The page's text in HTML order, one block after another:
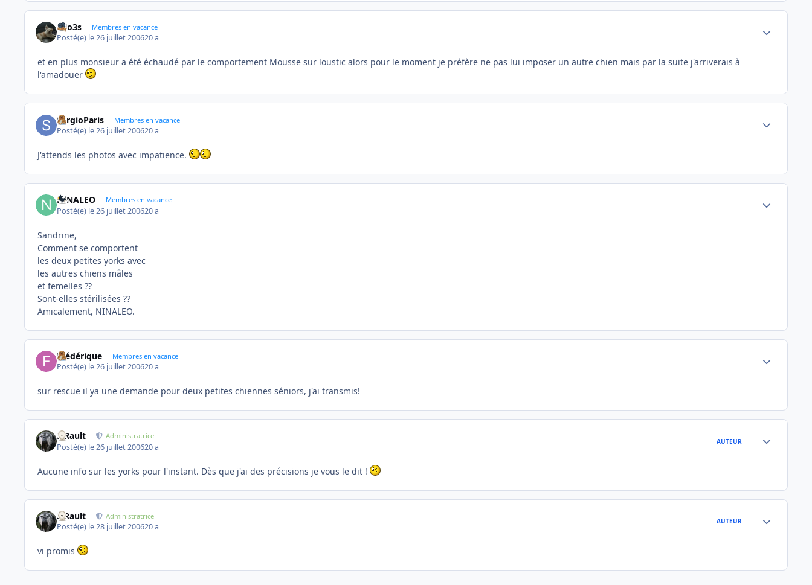
lolo3s Membres en vacance
Posté(e) le 26 juillet 200620 a
et en plus monsieur a été échaudé par le comportement Mousse sur loustic alors pour le moment je préfère ne pas lui imposer un autre chien mais par la suite j'arriverais à
l'amadouer
SergioParis Membres en vacance
Posté(e) le 26 juillet 200620 a
J'attends les photos avec impatience.
NINALEO Membres en vacance
Posté(e) le 26 juillet 200620 a
Sandrine,
Comment se comportent
les deux petites yorks avec
les autres chiens mâles
et femelles ??
Sont-elles stérilisées ??
Amicalement, NINALEO.
Frédérique Membres en vacance
Posté(e) le 26 juillet 200620 a
sur rescue il ya une demande pour deux petites chiennes séniors, j'ai transmis!
S.Rault Administratrice
Posté(e) le 26 juillet 200620 a
AUTEUR
Aucune info sur les yorks pour l'instant. Dès que j'ai des précisions je vous le dit !
S.Rault Administratrice
Posté(e) le 28 juillet 200620 a
AUTEUR
vi promis